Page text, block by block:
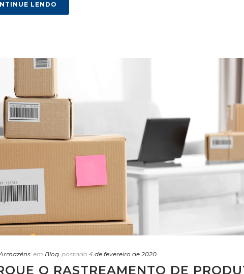
LENDO
em Blog postado 4 de fevereiro de 2020
O RASTREAMENTO DE